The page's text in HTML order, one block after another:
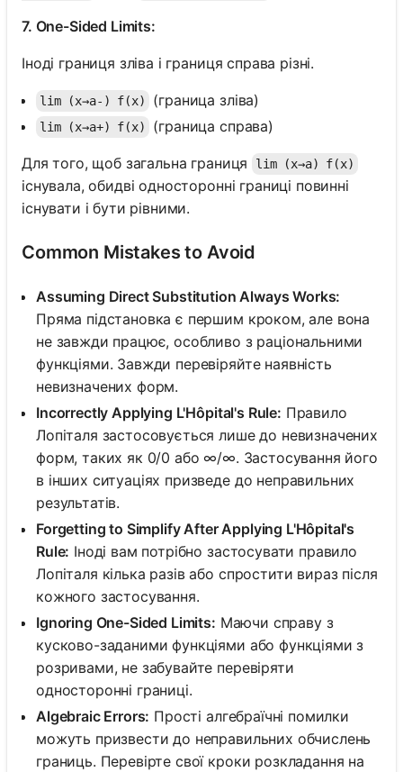
7. One-Sided Limits:
Іноді границя зліва і границя справа різні.
lim (x→a-) f(x) (граница зліва)
lim (x→a+) f(x) (граница справа)
Для того, щоб загальна границя lim (x→a) f(x)
існувала, обидві односторонні границі повинні
існувати і бути рівними.
Common Mistakes to Avoid
Assuming Direct Substitution Always Works:
Пряма підстановка є першим кроком, але вона
не завжди працює, особливо з раціональними
функціями. Завжди перевіряйте наявність
невизначених форм.
Incorrectly Applying L'Hôpital's Rule: Правило
Лопіталя застосовується лише до невизначених
форм, таких як 0/0 або ∞/∞. Застосування його
в інших ситуаціях призведе до неправильних
результатів.
Forgetting to Simplify After Applying L'Hôpital's
Rule: Іноді вам потрібно застосувати правило
Лопіталя кілька разів або спростити вираз після
кожного застосування.
Ignoring One-Sided Limits: Маючи справу з
кусково-заданими функціями або функціями з
розривами, не забувайте перевіряти
односторонні границі.
Algebraic Errors: Прості алгебраїчні помилки
можуть призвести до неправильних обчислень
границь. Перевірте свої кроки розкладання на